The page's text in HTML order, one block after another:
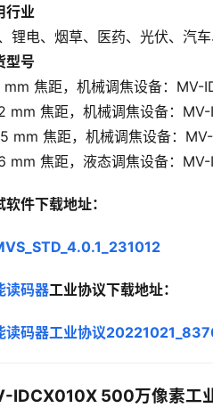
行业
锂电、烟草、医药、光伏、汽
型号
焦距，机械调焦设备：MV-
mm 焦距，机械调焦设备：
mm 焦距，机械调焦设备：
mm 焦距，液态调焦设备：
软件下载地址：
读码器工业协议下载地址：
读码器工业协议
IDCX010X 500万像素工